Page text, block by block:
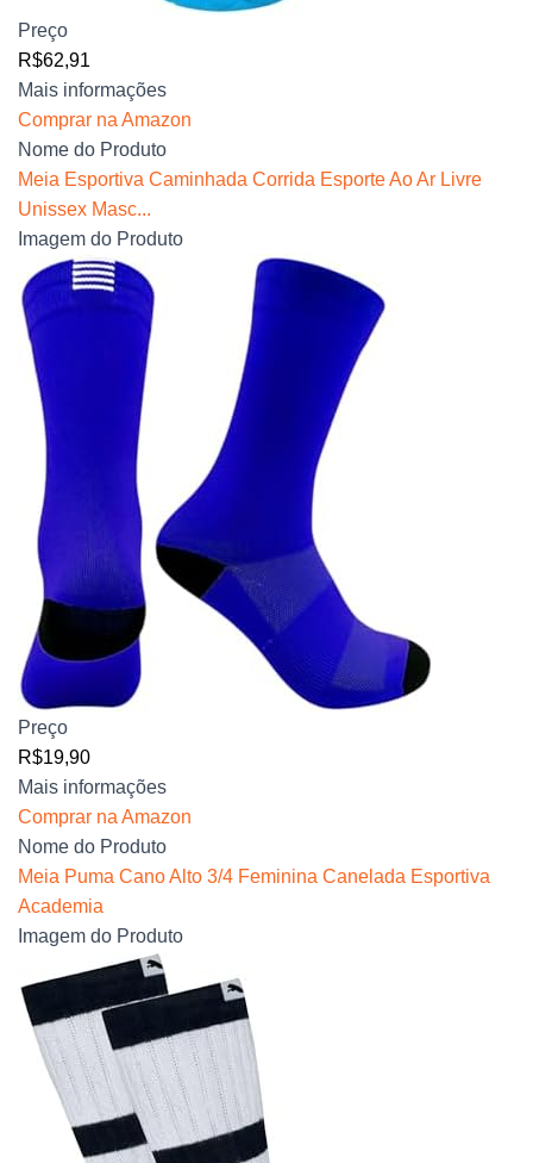
Preço
R$62,91
Mais informações
Comprar na Amazon
Nome do Produto
Meia Esportiva Caminhada Corrida Esporte Ao Ar Livre
Unissex Masc...
Imagem do Produto
Preço
R$19,90
Mais informações
Comprar na Amazon
Nome do Produto
Meia Puma Cano Alto 3/4 Feminina Canelada Esportiva
Academia
Imagem do Produto